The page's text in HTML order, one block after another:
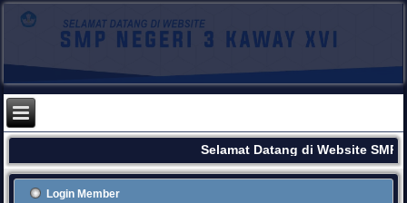
Selamat Datang di Website
Login Member